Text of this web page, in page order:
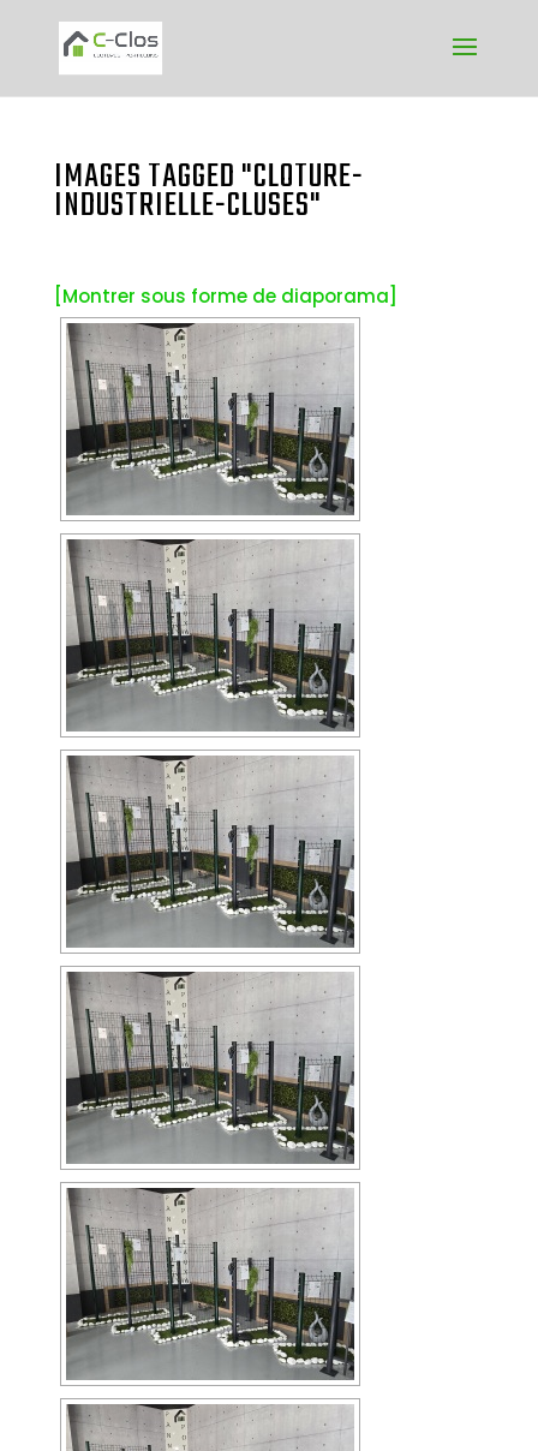
IMAGES TAGGED "CLOTURE-
INDUSTRIELLE-CLUSES"
[Montrer sous forme de diaporama]